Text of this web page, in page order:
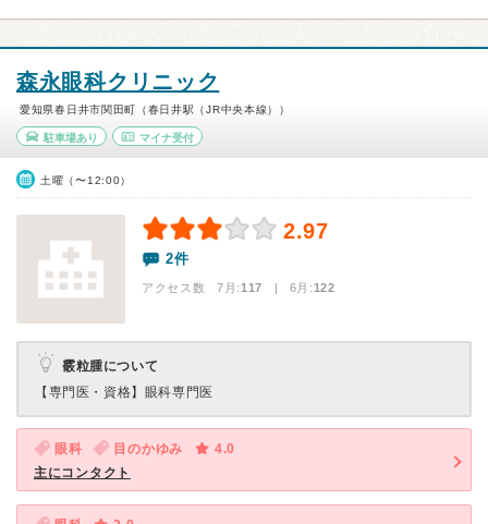
森永眼科クリニック
愛知県春日井市関田町（春日井駅（JR中央本線））
駐車場あり マイナ受付
土曜（〜12:00）
2.97
2件
アクセス数 7月:117 | 6月:122
霰粒腫について
【専門医・資格】 眼科専門医
眼科 目のかゆみ
4.0
主にコンタクト